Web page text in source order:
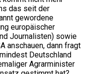
das seit der
gewordene
europäischer
Journalisten) sowie
anschauen, dann fragt
Deutschland
Agrarminister